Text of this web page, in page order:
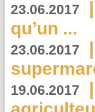
23.06.2017 |
qu’un ...
23.06.2017 |
19.06.2017 |